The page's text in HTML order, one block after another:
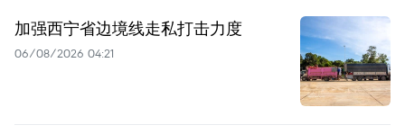
加强西宁省边境线走私打击力度
06/08/2026 04:21